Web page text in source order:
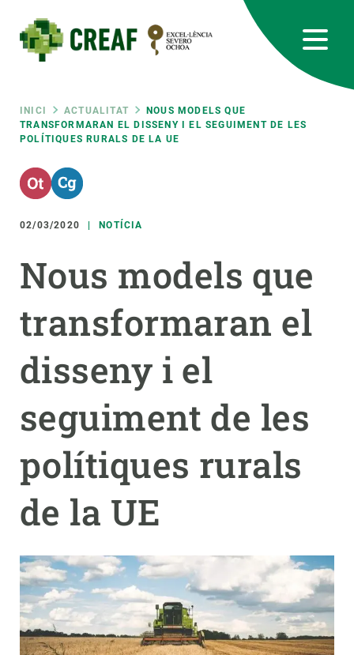
contingut
Fil
d'ariadna
INICI ACTUALITAT
NOUS MODELS QUE
TRANSFORMARAN EL DISSENY I EL SEGUIMENT DE LES
POLÍTIQUES RURALS DE LA UE
02/03/2020 NOTÍCIA
Nous models que
transformaran el
disseny i el
seguiment de les
polítiques rurals
de la UE
RRSS
Featured
responsive
Responsive
menu
RECERCA
CIÈNCIA EN ACCIÓ
NOTÍCIES I AGENDA